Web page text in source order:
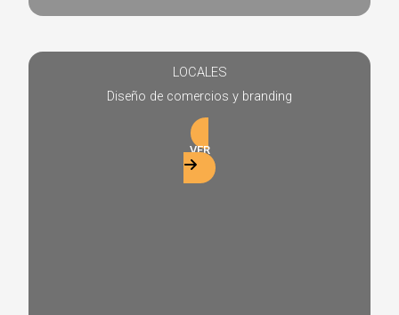
LOCALES
Diseño de comercios y branding
VER